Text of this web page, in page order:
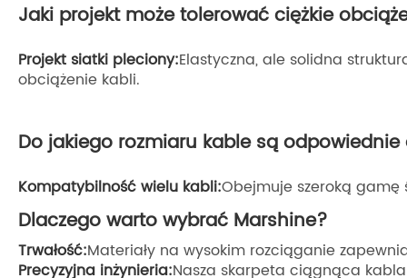
Jaki projekt może tolerować ciężkie
Projekt siatki pleciony:Elastyczna, ale solidna
obciążenie kabli.
Do jakiego rozmiaru kable są
Kompatybilność wielu kabli:Obejmuje szeroką
Dlaczego warto wybrać Marshine?
Trwałość:Materiały na wysokim rozciąganie
Precyzyjna inżynieria:Nasza skarpeta ciągnąca